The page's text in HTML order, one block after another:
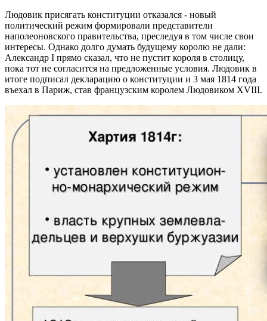
Людовик присягать конституции отказался - новый
политический режим формировали представители
наполеоновского правительства, преследуя в том числе свои
интересы. Однако долго думать будущему королю не дали:
Александр I прямо сказал, что не пустит короля в столицу,
пока тот не согласится на предложенные условия. Людовик в
итоге подписал декларацию о конституции и 3 мая 1814 года
въехал в Париж, став французским королем Людовиком XVIII.